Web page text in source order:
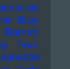
Baby
Town